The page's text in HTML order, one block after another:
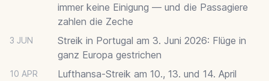
immer keine Einigung — und die Passagiere
zahlen die Zeche
3 JUN
Streik in Portugal am 3. Juni 2026: Flüge in
ganz Europa gestrichen
10 APR
Lufthansa-Streik am 10., 13. und 14. April